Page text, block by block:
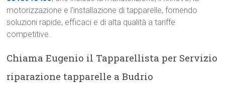
motorizzazione e l’installazione di tapparelle, fornendo
soluzioni rapide, efficaci e di alta qualità a tariffe
competitive.
Chiama Eugenio il Tapparellista per Servizio
riparazione tapparelle a Budrio